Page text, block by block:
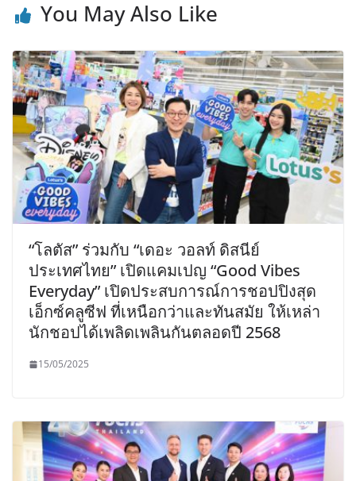
You May Also Like
“โลตัส” ร่วมกับ “เดอะ วอลท์ ดิสนีย์
ประเทศไทย” เปิดแคมเปญ “Good Vibes
Everyday” เปิดประสบการณ์การชอปปิงสุด
เอ็กซ์คลูซีฟ ที่เหนือกว่าและทันสมัย ให้เหล่า
นักชอปได้เพลิดเพลินกันตลอดปี 2568
15/05/2025